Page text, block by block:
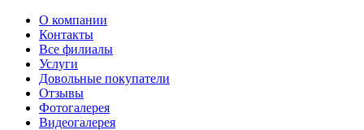
О компании
Контакты
Все филиалы
Услуги
Довольные покупатели
Отзывы
Фотогалерея
Видеогалерея